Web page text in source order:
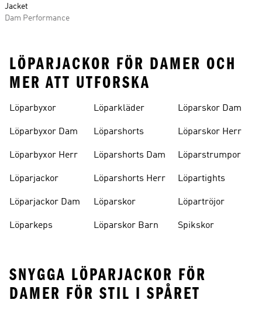
Jacket
Dam Performance
LÖPARJACKOR FÖR DAMER OCH
MER ATT UTFORSKA
Löparbyxor
Löparbyxor Dam
Löparbyxor Herr
Löparjackor
Löparjackor Dam
Löparkeps
Löparkläder
Löparshorts
Löparshorts Dam
Löparshorts Herr
Löparskor
Löparskor Barn
Löparskor Dam
Löparskor Herr
Löparstrumpor
Löpartights
Löpartröjor
Spikskor
SNYGGA LÖPARJACKOR FÖR
DAMER FÖR STIL I SPÅRET